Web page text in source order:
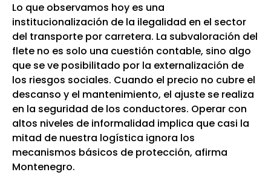
Lo que observamos hoy es una
institucionalización de la ilegalidad en el sector
del transporte por carretera. La subvaloración del
flete no es solo una cuestión contable, sino algo
que se ve posibilitado por la externalización de
los riesgos sociales. Cuando el precio no cubre el
descanso y el mantenimiento, el ajuste se realiza
en la seguridad de los conductores. Operar con
altos niveles de informalidad implica que casi la
mitad de nuestra logística ignora los
mecanismos básicos de protección, afirma
Montenegro.